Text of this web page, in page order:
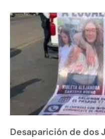
Desaparición de dos